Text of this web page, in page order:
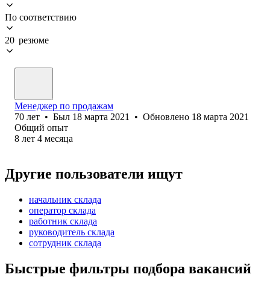
По соответствию
20 резюме
Менеджер по продажам
70 лет • Был 18 марта 2021 • Обновлено 18 марта 2021
Общий опыт
8 лет 4 месяца
Другие пользователи ищут
начальник склада
оператор склада
работник склада
руководитель склада
сотрудник склада
Быстрые фильтры подбора вакансий